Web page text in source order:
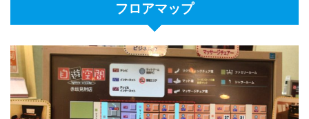
フロアマップ